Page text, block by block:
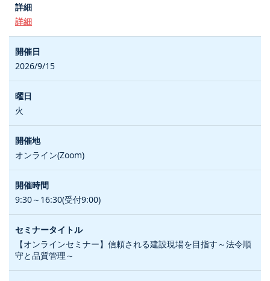
詳細
2026/9/15
火
オンライン(Zoom)
9:30～16:30(受付9:00)
【オンラインセミナー】信頼される建設現場を目指す～法令順
守と品質管理～